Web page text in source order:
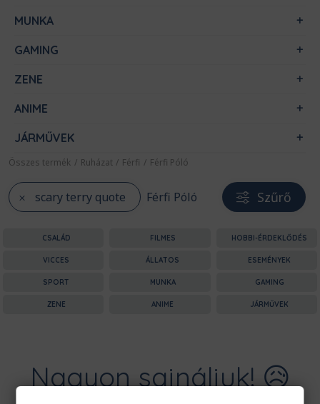
MUNKA
GAMING
ZENE
ANIME
JÁRMŰVEK
Összes termék / Ruházat / Férfi / Férfi Póló
scary terry quote Férfi Póló Szűrő
CSALÁD FILMES HOBBI-ÉRDEKLŐDÉS
VICCES ÁLLATOS ESEMÉNYEK
SPORT MUNKA GAMING
ZENE ANIME JÁRMŰVEK
Nagyon sajnáljuk! 😥